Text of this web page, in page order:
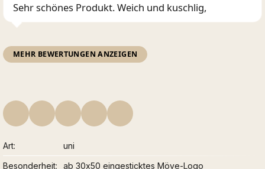
Sehr schönes Produkt. Weich und kuschlig,
MEHR BEWERTUNGEN ANZEIGEN
Art
uni
Besonderheit
ab 30x50 eingesticktes Möve-Logo